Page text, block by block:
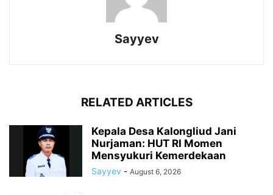
Sayyev
RELATED ARTICLES
Kepala Desa Kalongliud Jani
Nurjaman: HUT RI Momen
Mensyukuri Kemerdekaan
Sayyev - August 6, 2026